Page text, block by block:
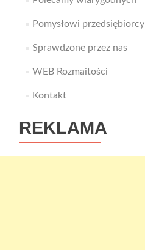
Pomysłowi przedsiębiorcy
Sprawdzone przez nas
WEB Rozmaitości
Kontakt
REKLAMA